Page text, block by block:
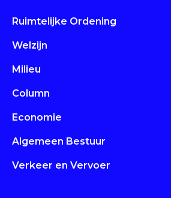
Ruimtelijke Ordening
Welzijn
Milieu
Column
Economie
Algemeen Bestuur
Verkeer en Vervoer